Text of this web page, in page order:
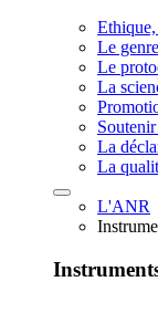
Le genre
Le
La
La
La
L'ANR